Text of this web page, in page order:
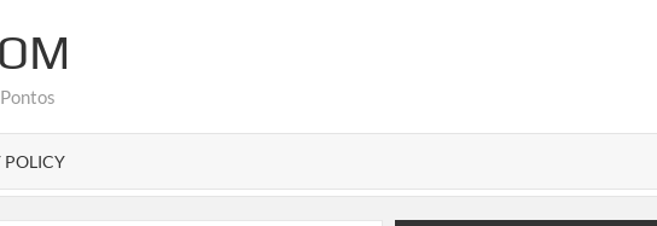
POLICY